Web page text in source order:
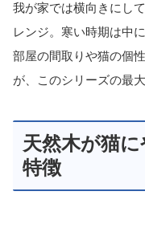
我が家では横向きにし
レンジ。寒い時期は中
部屋の間取りや猫の個
が、このシリーズの最
天然木が猫
特徴